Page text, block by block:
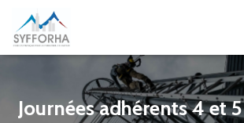
Journées adhérents 4 et